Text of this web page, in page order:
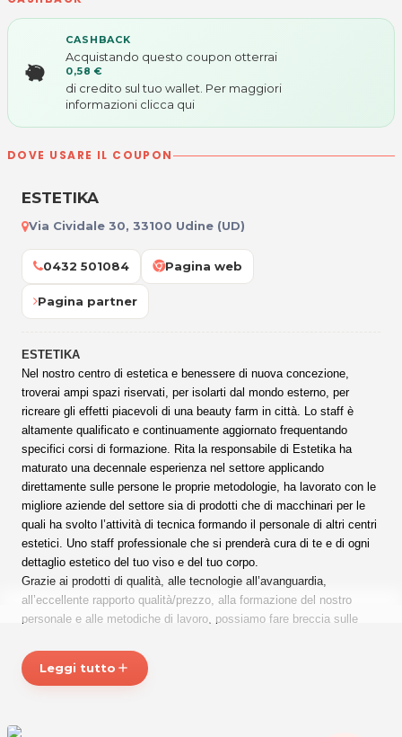
CASHBACK
Acquistando questo coupon otterrai
0,58 €
di credito sul tuo wallet. Per maggiori
informazioni clicca qui
DOVE USARE IL COUPON
ESTETIKA
Via Cividale 30, 33100 Udine (UD)
0432 501084 Pagina web
Pagina partner
ESTETIKA
Nel nostro centro di estetica e benessere di nuova concezione,
troverai ampi spazi riservati, per isolarti dal mondo esterno, per
ricreare gli effetti piacevoli di una beauty farm in città. Lo staff è
altamente qualificato e continuamente aggiornato frequentando
specifici corsi di formazione. Rita la responsabile di Estetika ha
maturato una decennale esperienza nel settore applicando
direttamente sulle persone le proprie metodologie, ha lavorato con le
migliore aziende del settore sia di prodotti che di macchinari per le
quali ha svolto l’attività di tecnica formando il personale di altri centri
estetici. Uno staff professionale che si prenderà cura di te e di ogni
dettaglio estetico del tuo viso e del tuo corpo.
Grazie ai prodotti di qualità, alle tecnologie all’avanguardia,
all’eccellente rapporto qualità/prezzo, alla formazione del nostro
personale e alle metodiche di lavoro, possiamo fare breccia sulle
polisensoriale.
Cosa aspetti vieni a conoscerci!
Leggi tutto add